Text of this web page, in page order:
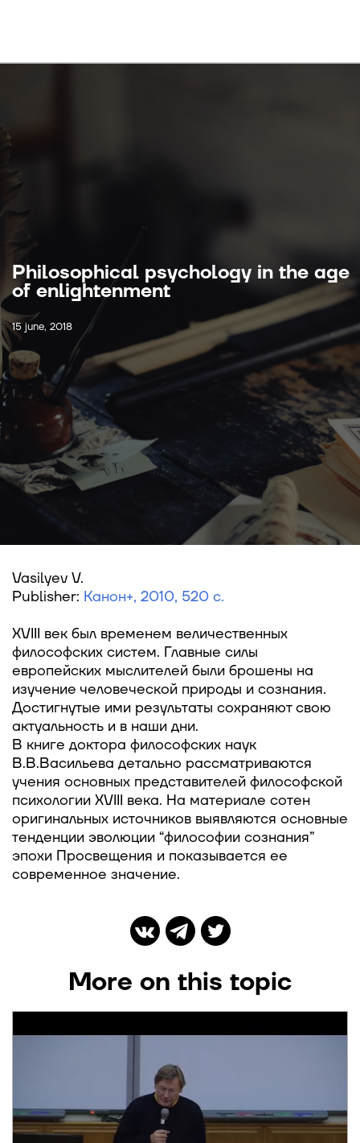
Philosophical psychology in the age
of enlightenment
15 june, 2018
Vasilyev V.
Publisher: Канон+, 2010, 520 с.
XVIII век был временем величественных
философских систем. Главные силы
европейских мыслителей были брошены на
изучение человеческой природы и сознания.
Достигнутые ими результаты сохраняют свою
актуальность и в наши дни.
В книге доктора философских наук
В.В.Васильева детально рассматриваются
учения основных представителей философской
психологии XVIII века. На материале сотен
оригинальных источников выявляются основные
тенденции эволюции “философии сознания”
эпохи Просвещения и показывается ее
современное значение.
More on this topic